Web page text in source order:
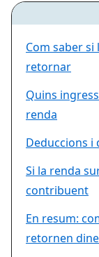
Com saber si
retornar
Quins
renda
Deduccions i
Si la renda
contribuent
En resum:
retornen